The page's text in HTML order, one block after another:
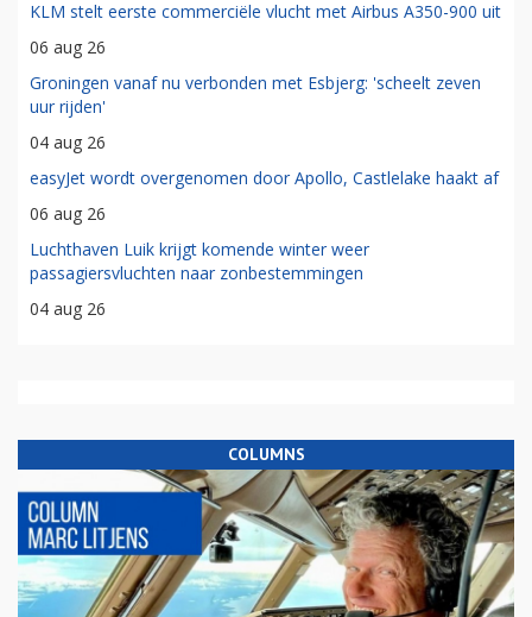
KLM stelt eerste commerciële vlucht met Airbus A350-900 uit
06 aug 26
Groningen vanaf nu verbonden met Esbjerg: 'scheelt zeven
uur rijden'
04 aug 26
easyJet wordt overgenomen door Apollo, Castlelake haakt af
06 aug 26
Luchthaven Luik krijgt komende winter weer
passagiersvluchten naar zonbestemmingen
04 aug 26
COLUMNS